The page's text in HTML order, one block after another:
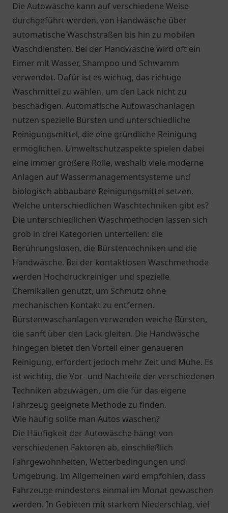
Die Autowäsche kann auf verschiedene Weise
durchgeführt werden, von Handwäsche über
automatische Waschstraßen bis hin zu mobilen
Waschdiensten. Bei der Handwäsche wird oft ein
Eimer mit Wasser, Shampoo und Schwamm
verwendet. Dafür ist es wichtig, das richtige
Waschmittel zu wählen, um den Lack nicht zu
beschädigen. Automatische Autowaschanlagen
nutzen spezielle Bürsten und unterschiedliche
Reinigungsmittel, die eine gründliche Reinigung
ermöglichen. Umweltschutzaspekte spielen dabei
eine immer größere Rolle, weshalb viele moderne
Anlagen auf Wassermanagementsysteme und
biologisch abbaubare Reinigungsmittel setzen.
Welche unterschiedlichen Waschtechniken gibt es?
Die unterschiedlichen Waschmethoden lassen sich
grob in drei Kategorien unterteilen: die
Berührungslosen, die Bürstentechniken und die
Handwäsche. Bei der kontaktlosen Waschmethode
werden Hochdruckreiniger und spezielle
Chemikalien genutzt, um Schmutz ohne
mechanischen Kontakt zu entfernen.
Bürstenwaschanlagen verwenden weiche Bürsten,
die sanft über den Lack gleiten. Die Handwäsche
hingegen bietet den Vorteil einer genaueren
Reinigung, erfordert jedoch mehr Zeit und Mühe. Es
ist wichtig, die Vor- und Nachteile der verschiedenen
Techniken abzuwägen, um die für das eigene
Fahrzeug geeignete Methode zu finden.
Wie häufig sollte man Autos waschen?
Die Häufigkeit der Autowäsche hängt von
verschiedenen Faktoren ab, einschließlich
Fahrgewohnheiten, Wetterbedingungen und
Umgebung. Im Allgemeinen wird empfohlen, dass
Fahrzeuge mindestens einmal im Monat gewaschen
werden. In Gebieten mit starkem Niederschlag, viel